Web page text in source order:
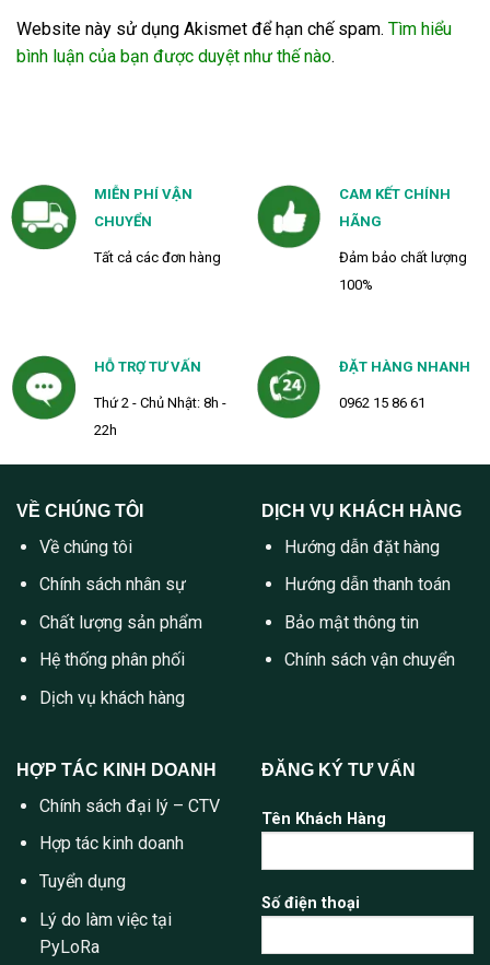
Website này sử dụng Akismet để hạn chế spam. Tìm hiểu
bình luận của bạn được duyệt như thế nào.
MIỄN PHÍ VẬN
CHUYỂN
Tất cả các đơn hàng
CAM KẾT CHÍNH
HÃNG
Đảm bảo chất lượng
100%
HỖ TRỢ TƯ VẤN
Thứ 2 - Chủ Nhật: 8h -
22h
ĐẶT HÀNG NHANH
0962 15 86 61
VỀ CHÚNG TÔI
Về chúng tôi
Chính sách nhân sự
Chất lượng sản phẩm
Hệ thống phân phối
Dịch vụ khách hàng
DỊCH VỤ KHÁCH HÀNG
Hướng dẫn đặt hàng
Hướng dẫn thanh toán
Bảo mật thông tin
Chính sách vận chuyển
HỢP TÁC KINH DOANH
Chính sách đại lý – CTV
Hợp tác kinh doanh
Tuyển dụng
Lý do làm việc tại
PyLoRa
ĐĂNG KÝ TƯ VẤN
Tên Khách Hàng
Số điện thoại